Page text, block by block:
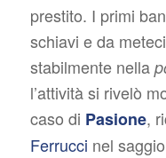
prestito. I primi
schiavi e da
stabilmente nella
l’attività si rivelò
caso di Pasione,
Ferrucci nel saggio